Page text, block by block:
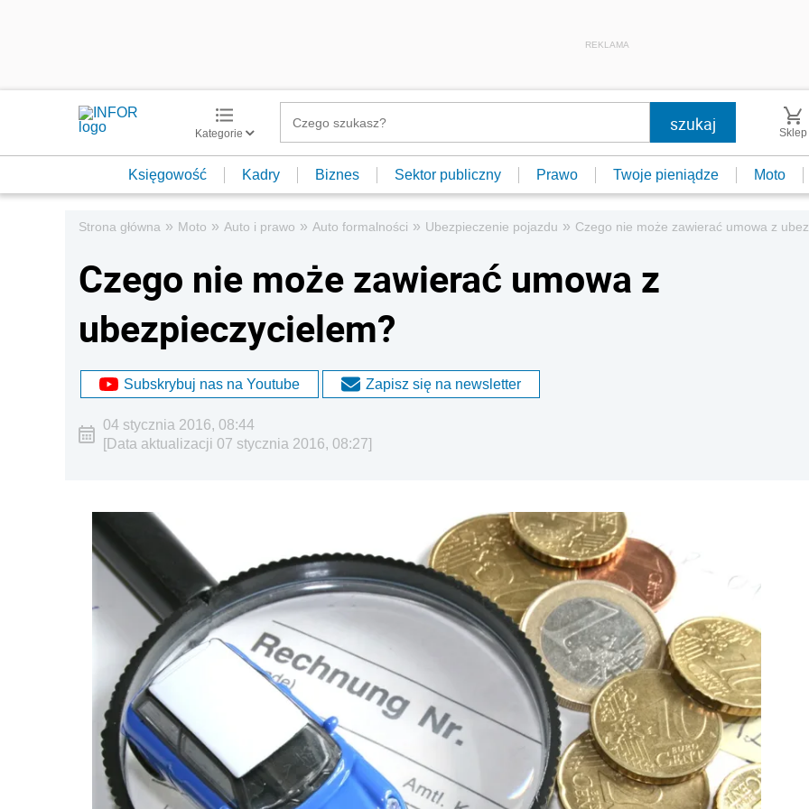
REKLAMA
Kategorie Sklep
Księgowość Kadry Biznes Sektor publiczny Prawo Twoje pieniądze Moto
Strona główna » Moto » Auto i prawo » Auto formalności » Ubezpieczenie pojazdu » Czego nie może zawierać umowa z
Czego nie może zawierać umowa z
ubezpieczycielem?
Subskrybuj nas na Youtube Zapisz się na newsletter
04 stycznia 2016, 08:44
[Data aktualizacji 07 stycznia 2016, 08:27]